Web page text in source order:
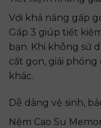
Với khả năng gấp
Gấp 3 giúp tiết
bạn. Khi không sử
cất gọn, giải
khác.
Dễ dàng vệ sinh,
Nệm Cao Su